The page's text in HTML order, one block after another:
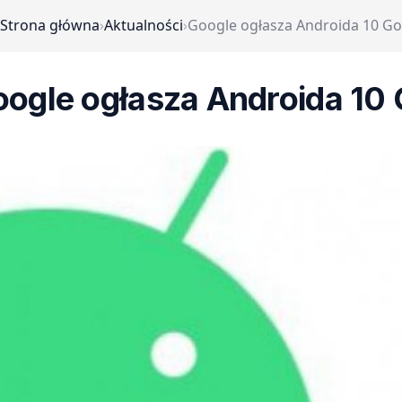
Strona główna›Aktualności›Google ogłasza Androida 10 Go
ogłasza Androida 10